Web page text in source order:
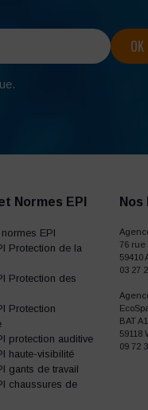
Normes EPI
EPI
Protection de la
Protection des
Protection
protection auditive
haute-visibilité
gants de travail
chaussures de
76
59410
03 27
BAT
59118
09 72